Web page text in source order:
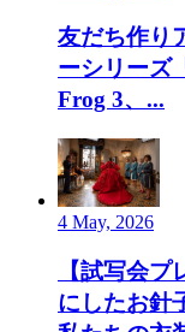
友だち作り
ーシリーズ
Frog 3、...
4 May, 2026
【試写会
にしたお針